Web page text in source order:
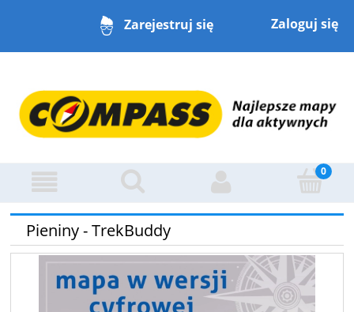
Zarejestruj się Zaloguj się
Pieniny - TrekBuddy